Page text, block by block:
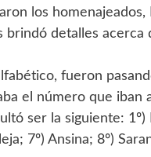
los
brindó detalles
fueron
el número que
ser la siguiente: 1º)
7º) Ansina; 8º)